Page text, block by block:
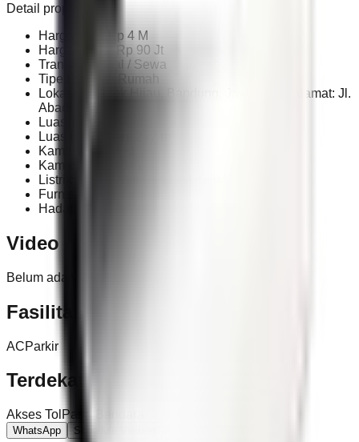
Detail properti:
Harga Jual: Rp 4 M
Harga Sewa: Rp 90 Jt
Transaksi: Jual / Sewa
Tipe Properti: Rumah
Lokasi: Pondok Hijau, Bandung, Jawa Barat Alamat: Jl.
Abadi
Luas Tanah: 400 m²
Luas Bangunan: 277 m²
Kamar Tidur: 5+1
Kamar Mandi: 3+1
Listrik: 2.200 Watt Sertifikat: SHM
Furnish: Semi-furnished
Hadap: Barat Laut
Video
Belum ada video untuk properti ini.
Fasilitas
ACParkir
Terdekat
Akses Tol Pasar
WhatsApp Schedule Viewing